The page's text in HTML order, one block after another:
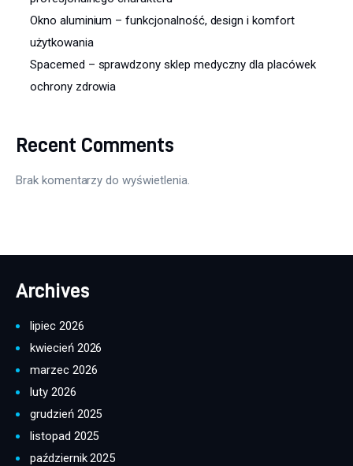
Okno aluminium – funkcjonalność, design i komfort
użytkowania
Spacemed – sprawdzony sklep medyczny dla placówek
ochrony zdrowia
Recent Comments
Brak komentarzy do wyświetlenia.
Archives
lipiec 2026
kwiecień 2026
marzec 2026
luty 2026
grudzień 2025
listopad 2025
październik 2025